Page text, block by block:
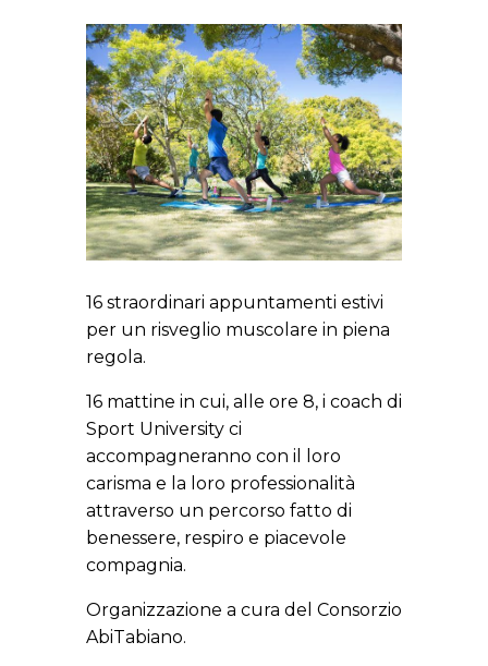
16 straordinari appuntamenti estivi
per un risveglio muscolare in piena
regola.
16 mattine in cui, alle ore 8, i coach di
Sport University ci
accompagneranno con il loro
carisma e la loro professionalità
attraverso un percorso fatto di
benessere, respiro e piacevole
compagnia.
Organizzazione a cura del Consorzio
AbiTabiano.